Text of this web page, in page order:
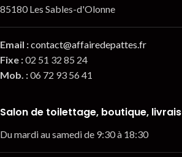
85180 Les Sables-d'Olonne
Email :contact@affairedepattes.fr
Fixe :02 51 32 85 24
Mob. :06 72 93 56 41
Salon de toilettage, boutique,
Du mardi au samedi de 9:30 à 18:30